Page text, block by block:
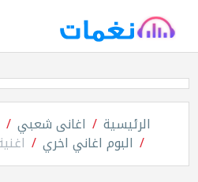
الرئيسية اغانى شعبي
البوم اغاني اخري